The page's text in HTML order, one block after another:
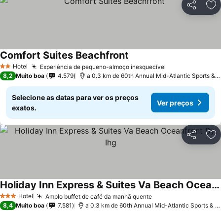
Partilhar
2 Estrelas
Hotel Experiência de pequeno-almoço inesquecível
Comfort Suites Beachfront
8,2 Muito boa 4.579 a 0.3 km de 60th Annual Mid-Atlantic Sports & Boat Show
Selecione as datas para ver os preços
exatos.
Ver preços
Partilhar
3 EstrelasHotel Amplo buffet de café da manhã quente
Holiday Inn Express & Suites Va Beach Oceanfront By Ihg
8,4 Muito boa 7.581 a 0.3 km de 60th Annual Mid-Atlantic Sports & Boat Show